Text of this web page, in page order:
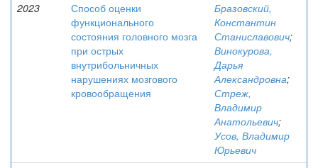
2023
Способ оценки
функционального
состояния головного мозга
при острых
внутрибольничных
нарушениях мозгового
кровообращения
Бразовский,
Константин
Станиславович;
Винокурова,
Дарья
Александровна;
Стреж,
Владимир
Анатольевич;
Усов, Владимир
Юрьевич